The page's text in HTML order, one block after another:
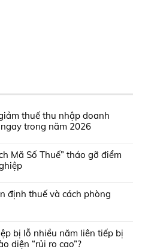
thuế thu nhập doanh
trong năm 2026
Mã Số Thuế” tháo gỡ điểm
định thuế và cách phòng
bị lỗ nhiều năm liên tiếp bị
diện “rủi ro cao”?